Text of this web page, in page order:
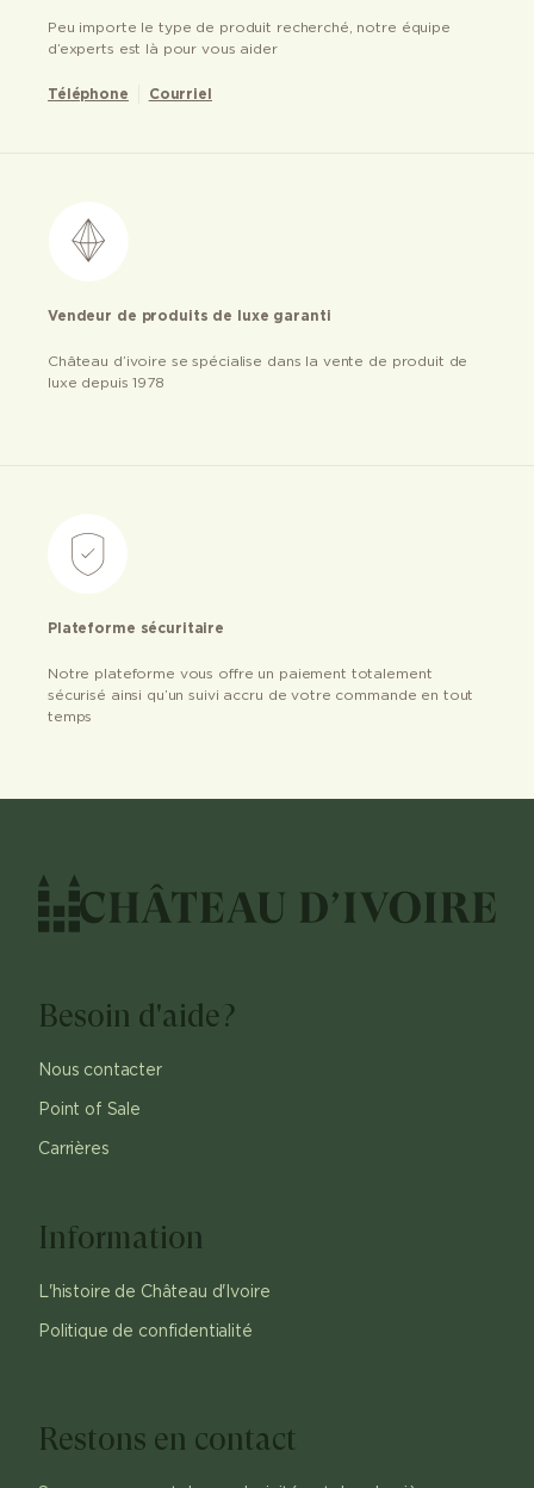
Peu importe le type de produit recherché, notre équipe
d’experts est là pour vous aider
Téléphone Courriel
Vendeur de produits de luxe garanti
Château d’ivoire se spécialise dans la vente de produit de
luxe depuis 1978
Plateforme sécuritaire
Notre plateforme vous offre un paiement totalement
sécurisé ainsi qu’un suivi accru de votre commande en tout
temps
Besoin d'aide?
Nous contacter
Point of Sale
Carrières
Information
L'histoire de Château d'Ivoire
Politique de confidentialité
Restons en contact